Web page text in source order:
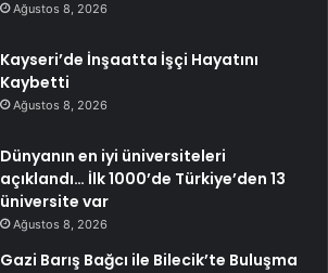
Ağustos 8, 2026
Kayseri’de İnşaatta İşçi Hayatını
Kaybetti
Ağustos 8, 2026
Dünyanın en iyi üniversiteleri
açıklandı… İlk 1000’de Türkiye’den 13
üniversite var
Ağustos 8, 2026
Gazi Barış Bağcı ile Bilecik’te Buluşma